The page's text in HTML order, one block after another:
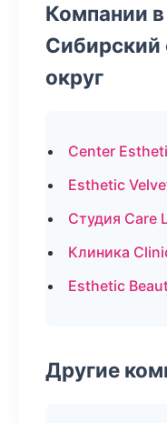
Компании в
округ
Center
Esthetic
Студия Care
Клиника
Esthetic
Другие